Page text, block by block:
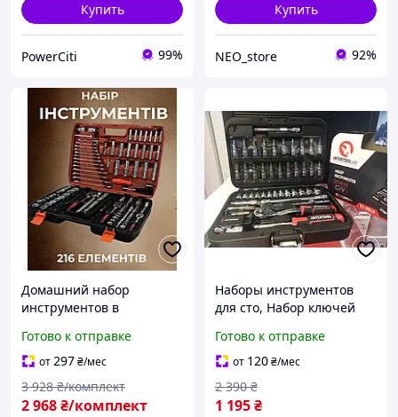
Купить
PowerCiti 99%
Купить
NEO_store 92%
Домашний набор
инструментов в
TOOL Наборы
инструментов для сто
216шт. Набор
автоинструментов
Готово к отправке
от297₴/мес
2 968₴/комплект
3 928 ₴/комплект
Наборы инструментов
для сто, Набор ключей
Полный набор
инструментов для авто,
XTM
Готово к отправке
от 120₴/мес
1 195₴
2 390 ₴